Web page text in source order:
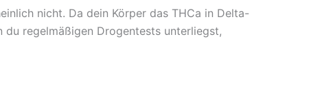
nicht. Da dein Körper das THCa in Delta-
regelmäßigen Drogentests unterliegst,